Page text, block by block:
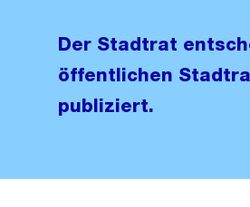
Der Stadtrat
öffentlichen
publiziert.